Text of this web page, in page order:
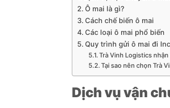
Ô mai là gì?
Cách chế biến ô mai
Các loại ô mai phổ biến
Quy trình gửi ô mai đi
Trà Vinh Logistics
Tại sao nên chọn Trà
Dịch vụ vận